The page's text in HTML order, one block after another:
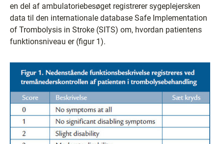
en del af ambulatoriebesøget registrerer sygeplejersken
data til den internationale database Safe Implementation
of Trombolysis in Stroke (SITS) om, hvordan patientens
funktionsniveau er (figur 1).